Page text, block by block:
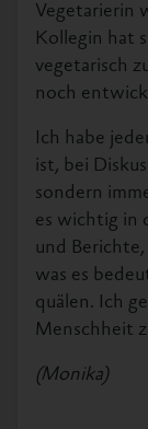
Vegetarierin
Kollegin hat
vegetarisch
noch
Ich habe
ist, bei
sondern
es wichtig in
und
was es
quälen. Ich
Menschheit
(Monika)